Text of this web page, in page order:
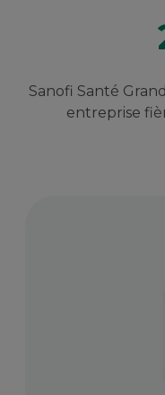
Sanofi Santé
entreprise